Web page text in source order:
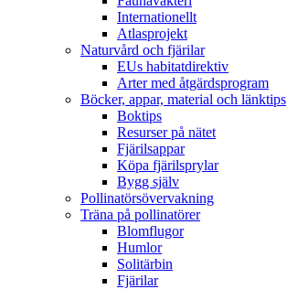
Internationellt
Atlasprojekt
Naturvård och fjärilar
EUs habitatdirektiv
Arter med åtgärdsprogram
Böcker, appar, material och länktips
Boktips
Resurser på nätet
Fjärilsappar
Köpa fjärilsprylar
Bygg själv
Pollinatörsövervakning
Träna på pollinatörer
Blomflugor
Humlor
Solitärbin
Fjärilar